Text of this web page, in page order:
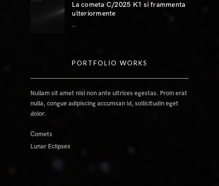
La cometa C/2025 K1 si frammenta
ulteriormente
..
PORTFOLIO WORKS
Nullam sit amet nisi non ante ultrices egestas. Proin erat
nulla, congue adipiscing accumsan id, sollicitudin eget
dolor.
Comets
Lunar Eclipses